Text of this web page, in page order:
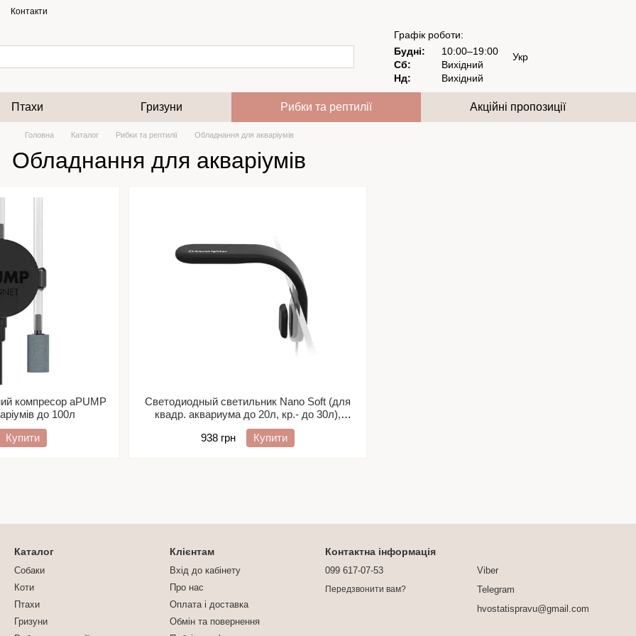
Контакти
Графік роботи:
Будні:
10:00–19:00
Сб:
Вихідний
Нд:
Вихідний
Укр
Птахи Гризуни Рибки та рептилії Акційні пропозиції
Головна Каталог Рибки та рептилії Обладнання для акваріумів
Обладнання для акваріумів
компресор aPUMP
до 100л
Купити
Светодиодный светильник Nano Soft (для
квадр. аквариума до 20л, кр.- до 30л),
5500K, 250 люм, черный
938 грн
Купити
Каталог
Собаки
Коти
Птахи
Гризуни
Клієнтам
Вхід до кабінету
Про нас
Оплата і доставка
Обмін та повернення
Контактна інформація
099 617-07-53
Передзвонити вам?
Viber
Telegram
hvostatispravu@gmail.com